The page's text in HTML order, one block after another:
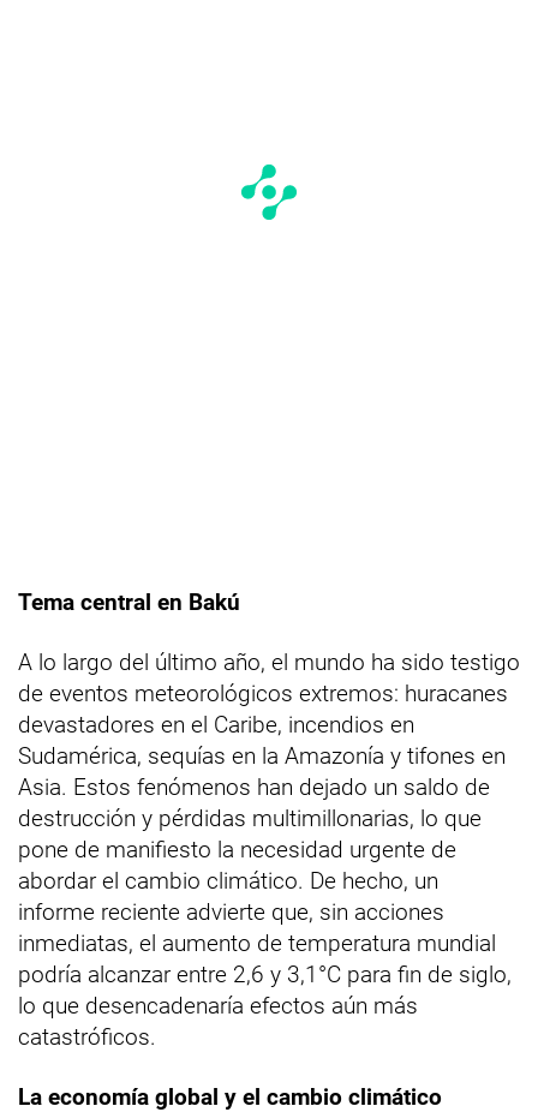
Tema central en Bakú
A lo largo del último año, el mundo ha sido testigo
de eventos meteorológicos extremos: huracanes
devastadores en el Caribe, incendios en
Sudamérica, sequías en la Amazonía y tifones en
Asia. Estos fenómenos han dejado un saldo de
destrucción y pérdidas multimillonarias, lo que
pone de manifiesto la necesidad urgente de
abordar el cambio climático. De hecho, un
informe reciente advierte que, sin acciones
inmediatas, el aumento de temperatura mundial
podría alcanzar entre 2,6 y 3,1°C para fin de siglo,
lo que desencadenaría efectos aún más
catastróficos.
La economía global y el cambio climático